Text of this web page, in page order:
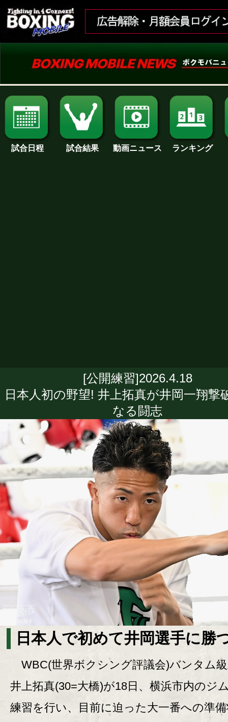
試合日程 試合結果 動画ニュース ランキング
[公開練習]2026.4.18
日本人初の野望! 井上拓真が井岡一翔撃
なる闘志
日本人で初めて井岡選手に勝
WBC(世界ボクシング評議会)バンタム
井上拓真(30=大橋)が18日、横浜市内のジ
練習を行い、目前に迫った大一番への準